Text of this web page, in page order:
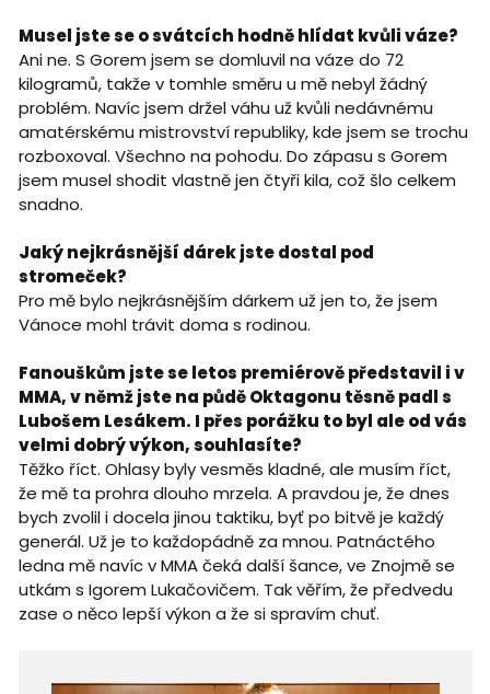
Musel jste se o svátcích hodně hlídat kvůli váze?
Ani ne. S Gorem jsem se domluvil na váze do 72
kilogramů, takže v tomhle směru u mě nebyl žádný
problém. Navíc jsem držel váhu už kvůli nedávnému
amatérskému mistrovství republiky, kde jsem se trochu
rozboxoval. Všechno na pohodu. Do zápasu s Gorem
jsem musel shodit vlastně jen čtyři kila, což šlo celkem
snadno.
Jaký nejkrásnější dárek jste dostal pod
stromeček?
Pro mě bylo nejkrásnějším dárkem už jen to, že jsem
Vánoce mohl trávit doma s rodinou.
Fanouškům jste se letos premiérově představil i v
MMA, v němž jste na půdě Oktagonu těsně padl s
Lubošem Lesákem. I přes porážku to byl ale od vás
velmi dobrý výkon, souhlasíte?
Těžko říct. Ohlasy byly vesměs kladné, ale musím říct,
že mě ta prohra dlouho mrzela. A pravdou je, že dnes
bych zvolil i docela jinou taktiku, byť po bitvě je každý
generál. Už je to každopádně za mnou. Patnáctého
ledna mě navíc v MMA čeká další šance, ve Znojmě se
utkám s Igorem Lukačovičem. Tak věřím, že předvedu
zase o něco lepší výkon a že si spravím chuť.